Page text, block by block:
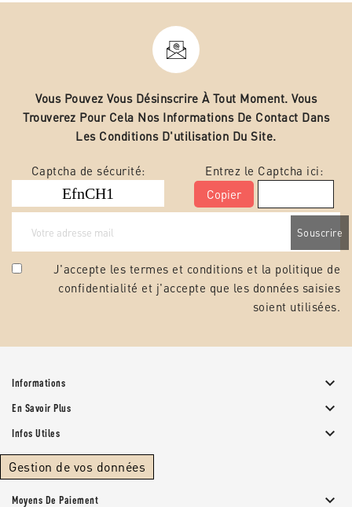
Vous Pouvez Vous Désinscrire À Tout Moment. Vous
Trouverez Pour Cela Nos Informations De Contact Dans
Les Conditions D'utilisation Du Site.
Captcha de sécurité:
Entrez le Captcha ici:
Copier
J'accepte les termes et conditions et la politique de
confidentialité et j'accepte que les données saisies
soient utilisées.
Informations 
En Savoir Plus 
Infos Utiles 
Gestion de vos données
Moyens De Paiement 